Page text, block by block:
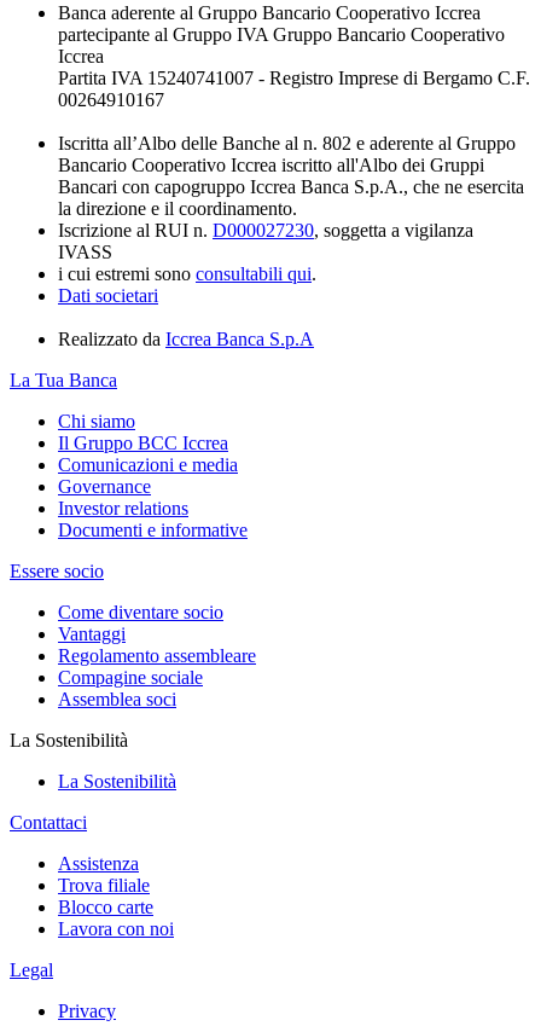
Banca aderente al Gruppo Bancario Cooperativo Iccrea
partecipante al Gruppo IVA Gruppo Bancario Cooperativo
Iccrea
Partita IVA 15240741007 - Registro Imprese di Bergamo C.F.
00264910167
Iscritta all’Albo delle Banche al n. 802 e aderente al Gruppo
Bancario Cooperativo Iccrea iscritto all'Albo dei Gruppi
Bancari con capogruppo Iccrea Banca S.p.A., che ne esercita
la direzione e il coordinamento.
Iscrizione al RUI n. D000027230, soggetta a vigilanza
IVASS
i cui estremi sono consultabili qui.
Dati societari
Realizzato da Iccrea Banca S.p.A
La Tua Banca
Chi siamo
Il Gruppo BCC Iccrea
Comunicazioni e media
Governance
Investor relations
Documenti e informative
Essere socio
Come diventare socio
Vantaggi
Regolamento assembleare
Compagine sociale
Assemblea soci
La Sostenibilità
La Sostenibilità
Contattaci
Assistenza
Trova filiale
Blocco carte
Lavora con noi
Legal
Privacy